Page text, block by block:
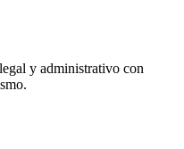
y administrativo con